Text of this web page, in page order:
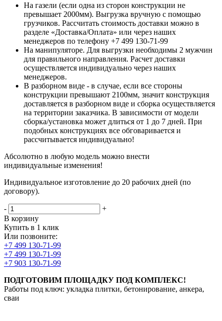
На газели (если одна из сторон конструкции не
превышает 2000мм). Выгрузка вручную с помощью
грузчиков. Рассчитать стоимость доставки можно в
разделе «Доставка/Оплата» или через наших
менеджеров по телефону +7 499 130-71-99
На манипуляторе. Для выгрузки необходимы 2 мужчин
для правильного направления. Расчет доставки
осуществляется индивидуально через наших
менеджеров.
В разборном виде - в случае, если все стороны
конструкции превышают 2100мм, значит конструкция
доставляется в разборном виде и сборка осуществляется
на территории заказчика. В зависимости от модели
сборка/установка может длиться от 1 до 7 дней. При
подобных конструкциях все обговаривается и
рассчитывается индивидуально!
Абсолютно в любую модель можно внести
индивидуальные изменения!
Индивидуальное изготовление до 20 рабочих дней (по
договору).
-
+
В корзину
Купить в 1 клик
Или позвоните:
+7 499 130-71-99
+7 499 130-71-99
+7 903 130-71-99
ПОДГОТОВИМ ПЛОЩАДКУ ПОД КОМПЛЕКС!
Работы под ключ: укладка плитки, бетонирование, анкера,
сваи